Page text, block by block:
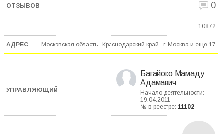
0
10872
Московская область , Краснодарский край , г. Москва и еще 17
Багайоко Мамаду
Адамавич
Начало деятельности:
19.04.2011
№ в реестре: 11102